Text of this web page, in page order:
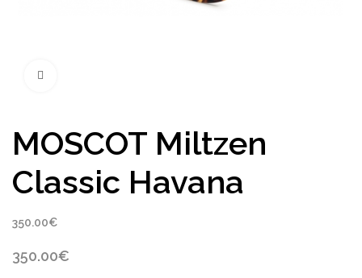
MOSCOT Miltzen
Classic Havana
350.00€
350.00€